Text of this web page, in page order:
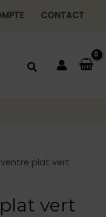
CONTACT
plat vert
vert